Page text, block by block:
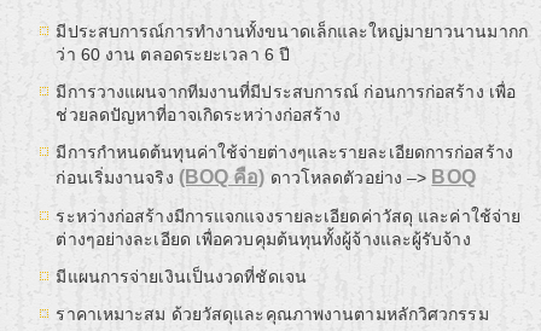
มีประสบการณ์การทำงานทั้งขนาดเล็กและใหญ่มายาวนานมากก
ว่า 60 งาน ตลอดระยะเวลา 6 ปี
มีการวางแผนจากทีมงานที่มีประสบการณ์ ก่อนการก่อสร้าง เพื่อ
ช่วยลดปัญหาที่อาจเกิดระหว่างก่อสร้าง
มีการกำหนดต้นทุนค่าใช้จ่ายต่างๆและรายละเอียดการก่อสร้าง
ก่อนเริ่มงานจริง (BOQ คือ) ดาวโหลดตัวอย่าง –> BOQ
ระหว่างก่อสร้างมีการแจกแจงรายละเอียดค่าวัสดุ และค่าใช้จ่าย
ต่างๆอย่างละเอียด เพื่อควบคุมต้นทุนทั้งผู้จ้างและผู้รับจ้าง
มีแผนการจ่ายเงินเป็นงวดที่ชัดเจน
ราคาเหมาะสม ด้วยวัสดุและคุณภาพงานตามหลักวิศวกรรม